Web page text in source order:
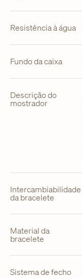
Resistência à água
Fundo da caixa
Descrição do
mostrador
Intercambiabilidade
da bracelete
Material da
bracelete
Sistema de fecho